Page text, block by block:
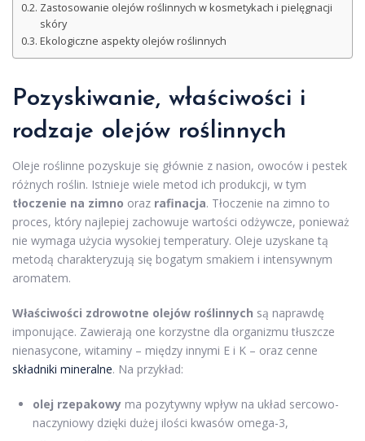
Zastosowanie olejów roślinnych w kosmetykach i pielęgnacji
skóry
Ekologiczne aspekty olejów roślinnych
Pozyskiwanie, właściwości i
rodzaje olejów roślinnych
Oleje roślinne pozyskuje się głównie z nasion, owoców i pestek
różnych roślin. Istnieje wiele metod ich produkcji, w tym
tłoczenie na zimno oraz rafinacja. Tłoczenie na zimno to
proces, który najlepiej zachowuje wartości odżywcze, ponieważ
nie wymaga użycia wysokiej temperatury. Oleje uzyskane tą
metodą charakteryzują się bogatym smakiem i intensywnym
aromatem.
Właściwości zdrowotne olejów roślinnych są naprawdę
imponujące. Zawierają one korzystne dla organizmu tłuszcze
nienasycone, witaminy – między innymi E i K – oraz cenne
składniki mineralne. Na przykład:
olej rzepakowy ma pozytywny wpływ na układ sercowo-
naczyniowy dzięki dużej ilości kwasów omega-3,